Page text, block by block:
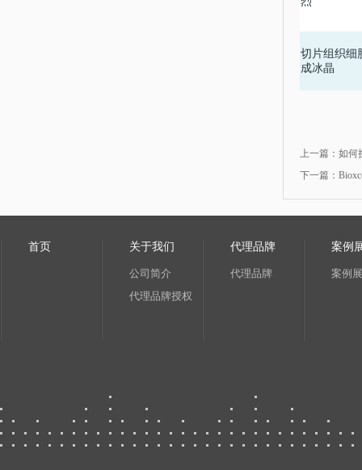
切片组织细
成冰晶
上一篇： 如何
下一篇：
首页 关于我们
公司简介
代理品牌授权
代理品牌
代理品牌
案例
案例